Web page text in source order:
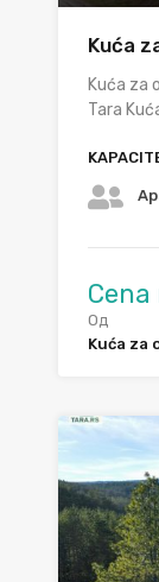
Kuća
Kuća za
Tara
Од
Kuća za